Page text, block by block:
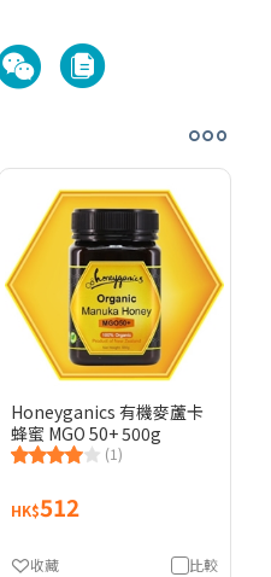
Honeyganics 有機麥蘆卡
蜂蜜 MGO 50+ 500g
(1)
HK$512
比較
收藏